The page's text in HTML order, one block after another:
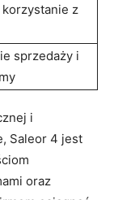
z
sprzedaży i
i
Saleor 4 jest
oraz